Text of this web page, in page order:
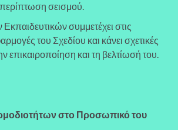
περίπτωση σεισμού.
συμμετέχει στις
του Σχεδίου και κάνει σχετικές
επικαιροποίηση και τη βελτίωσή του.
στο Προσωπικό του